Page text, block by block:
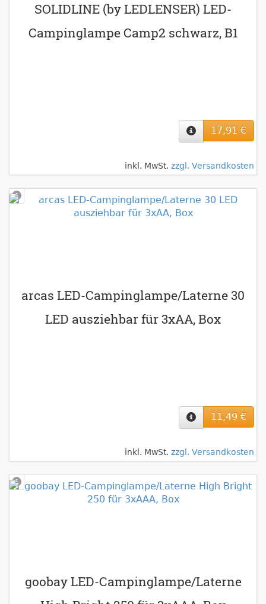
SOLIDLINE (by LEDLENSER) LED-
Campinglampe Camp2 schwarz, B1
17,91 €
inkl. MwSt. zzgl. Versandkosten
arcas LED-Campinglampe/Laterne 30
LED ausziehbar für 3xAA, Box
11,49 €
inkl. MwSt. zzgl. Versandkosten
goobay LED-Campinglampe/Laterne